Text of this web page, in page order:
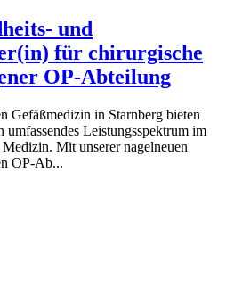
und
für chirurgische
OP-Abteilung
Gefäßmedizin in Starnberg bieten
Leistungsspektrum im
Mit unserer nagelneuen
OP-Ab...